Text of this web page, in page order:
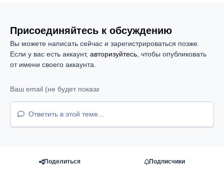
Присоединяйтесь к обсуждению
Вы можете написать сейчас и зарегистрироваться позже.
Если у вас есть аккаунт, авторизуйтесь, чтобы опубликовать
от имени своего аккаунта.
Ответить в этой теме...
Поделиться Подписчики